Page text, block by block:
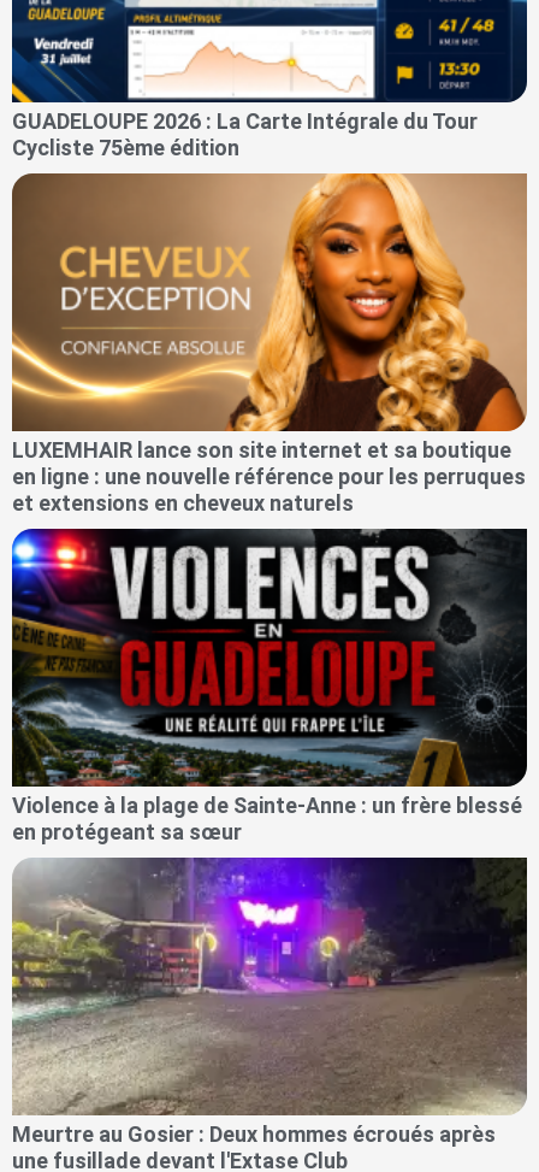
GUADELOUPE 2026 : La Carte Intégrale du Tour
Cycliste 75ème édition
LUXEMHAIR lance son site internet et sa boutique
en ligne : une nouvelle référence pour les perruques
et extensions en cheveux naturels
Violence à la plage de Sainte-Anne : un frère blessé
en protégeant sa sœur
Meurtre au Gosier : Deux hommes écroués après
une fusillade devant l'Extase Club